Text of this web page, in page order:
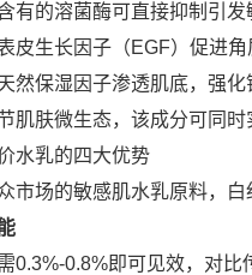
有的溶菌酶可直接抑制引
皮生长因子（EGF）促进
然保湿因子渗透肌底，强
肌肤微生态，该成分可同
水乳的四大优势
市场的敏感肌水乳原料，白
0.3%-0.8%即可见效，对比